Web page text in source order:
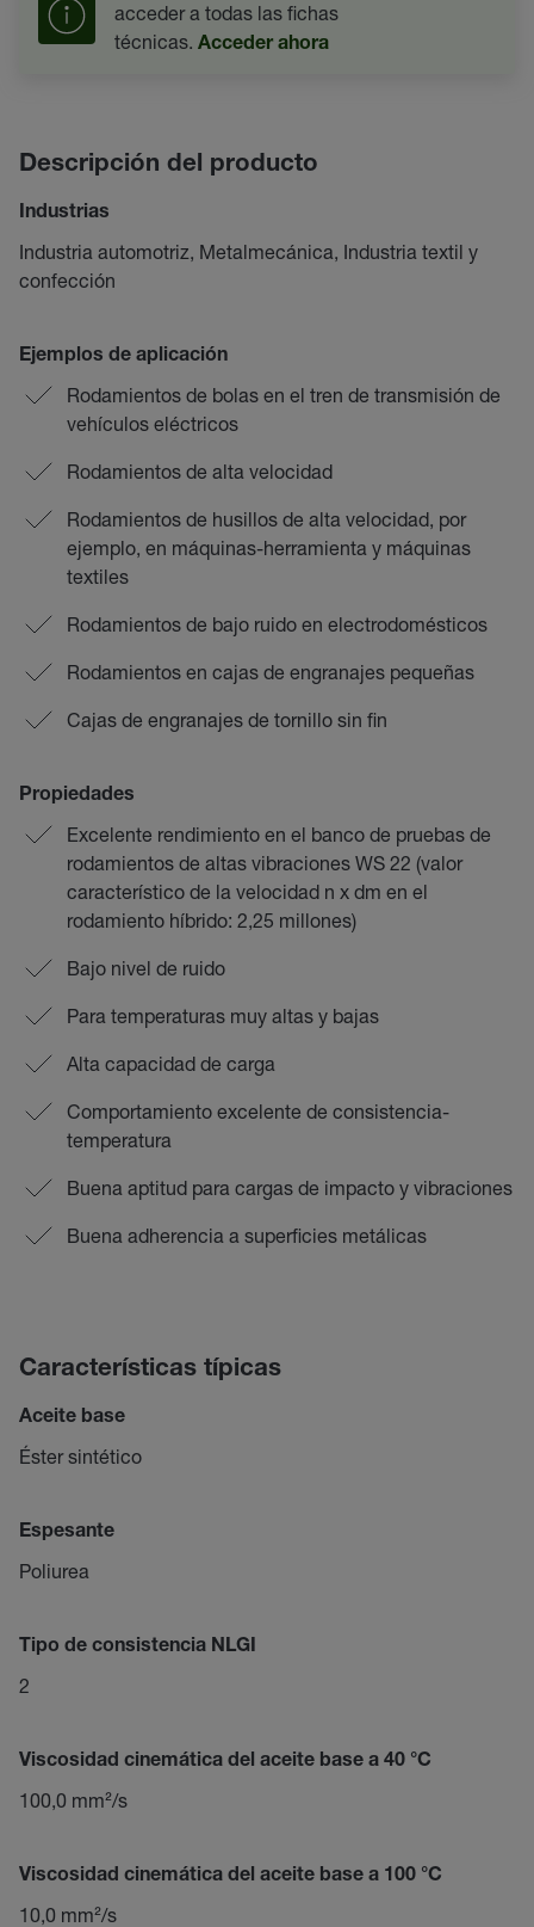
acceder a todas las fichas
técnicas. Acceder ahora
Descripción del producto
Industrias
Industria automotriz, Metalmecánica, Industria textil y
confección
Ejemplos de aplicación
Rodamientos de bolas en el tren de transmisión de
vehículos eléctricos
Rodamientos de alta velocidad
Rodamientos de husillos de alta velocidad, por
ejemplo, en máquinas-herramienta y máquinas
textiles
Rodamientos de bajo ruido en electrodomésticos
Rodamientos en cajas de engranajes pequeñas
Cajas de engranajes de tornillo sin fin
Propiedades
Excelente rendimiento en el banco de pruebas de
rodamientos de altas vibraciones WS 22 (valor
característico de la velocidad n x dm en el
rodamiento híbrido: 2,25 millones)
Bajo nivel de ruido
Para temperaturas muy altas y bajas
Alta capacidad de carga
Comportamiento excelente de consistencia-
temperatura
Buena aptitud para cargas de impacto y vibraciones
Buena adherencia a superficies metálicas
Características típicas
Aceite base
Éster sintético
Espesante
Poliurea
Tipo de consistencia NLGI
2
Viscosidad cinemática del aceite base a 40 °C
100,0 mm²/s
Viscosidad cinemática del aceite base a 100 °C
10,0 mm²/s